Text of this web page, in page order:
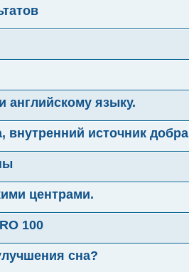
английскому языку.
источник добра
центрами.
100
сна?